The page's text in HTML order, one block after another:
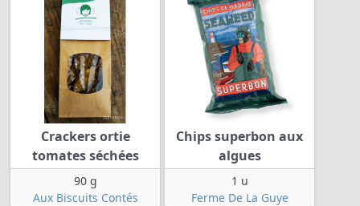
Crackers ortie
tomates séchées
90 g
Aux Biscuits Contés
Chips superbon aux
algues
1 u
Ferme De La Guye